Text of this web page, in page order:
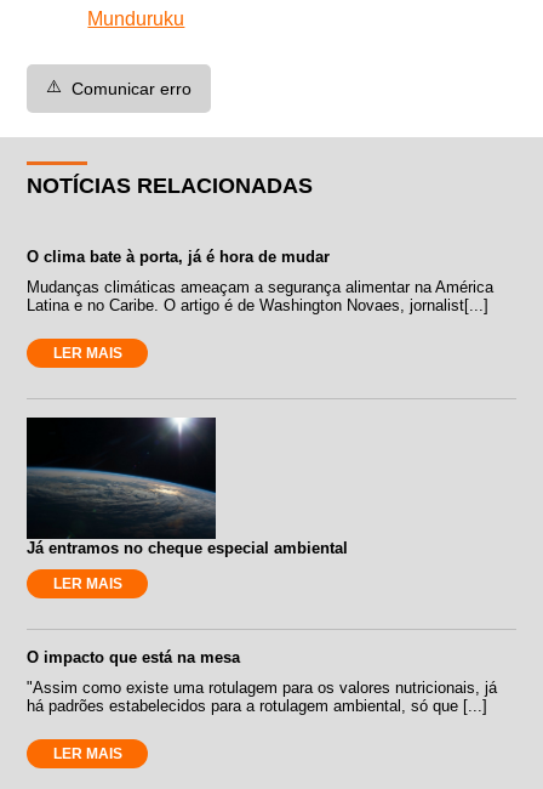
Munduruku
⚠️ Comunicar erro
NOTÍCIAS RELACIONADAS
O clima bate à porta, já é hora de mudar
Mudanças climáticas ameaçam a segurança alimentar na América
Latina e no Caribe. O artigo é de Washington Novaes, jornalist[...]
LER MAIS
Já entramos no cheque especial ambiental
LER MAIS
O impacto que está na mesa
"Assim como existe uma rotulagem para os valores nutricionais, já
há padrões estabelecidos para a rotulagem ambiental, só que [...]
LER MAIS